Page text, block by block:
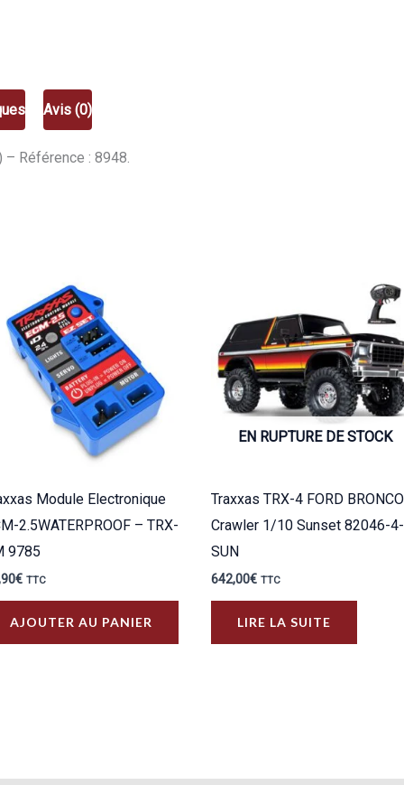
Avis (0)
– Référence : 8948.
Module Electronique
2.5WATERPROOF – TRX-
9785
€ TTC
AJOUTER AU PANIER
EN RUPTURE DE STOCK
Traxxas TRX-4 FORD BRONCO
Crawler 1/10 Sunset 82046-4-
SUN
642,00€ TTC
LIRE LA SUITE